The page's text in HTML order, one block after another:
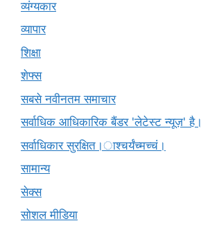
व्यंग्यकार
व्यापार
शिक्षा
शेफ्स
सबसे नवीनतम समाचार
सर्वाधिक आधिकारिक बैंडर 'लेटेस्ट न्यूज़' है।
सर्वाधिकार सुरक्षित।ाश्चर्यंच्मच्चं।
सामान्य
सेक्स
सोशल मीडिया